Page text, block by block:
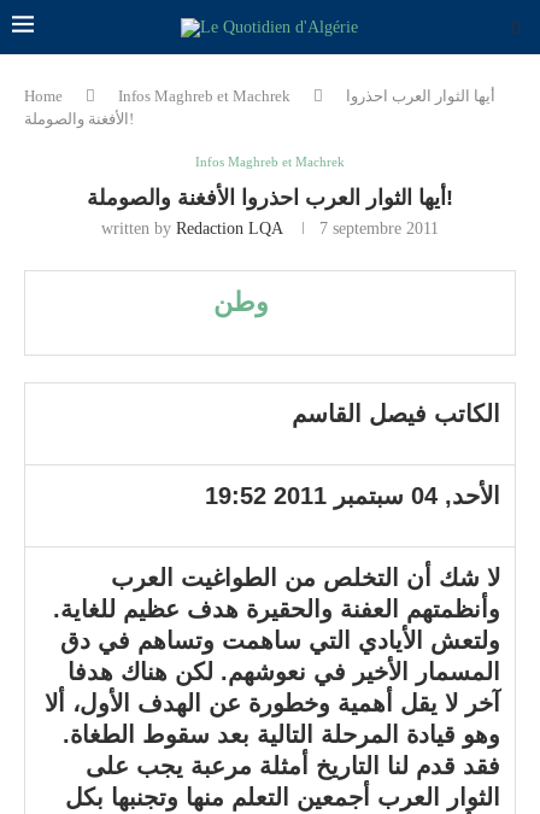
Home Infos Maghreb et Machrek
أيها الثوار العرب احذروا
الأفغنة والصوملة!
Infos Maghreb et Machrek
أيها الثوار العرب احذروا الأفغنة والصوملة!
written by Redaction LQA 7 septembre 2011
وطن
الكاتب فيصل القاسم
الأحد, 04 سبتمبر 2011 19:52
لا شك أن التخلص من الطواغيت العرب
وأنظمتهم العفنة والحقيرة هدف عظيم للغاية.
ولتعش الأيادي التي ساهمت وتساهم في دق
المسمار الأخير في نعوشهم. لكن هناك هدفا
آخر لا يقل أهمية وخطورة عن الهدف الأول، ألا
وهو قيادة المرحلة التالية بعد سقوط الطغاة.
فقد قدم لنا التاريخ أمثلة مرعبة يجب على
الثوار العرب أجمعين التعلم منها وتجنبها بكل